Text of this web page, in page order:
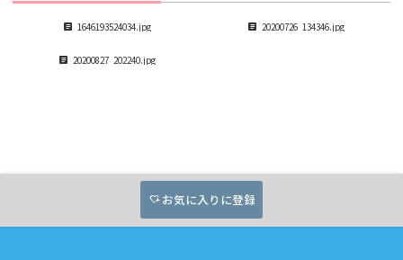
article 1646193524034.jpg article 20200726_134346.jpg
article 20200827_202240.jpg
heart_plus お気に入りに登録